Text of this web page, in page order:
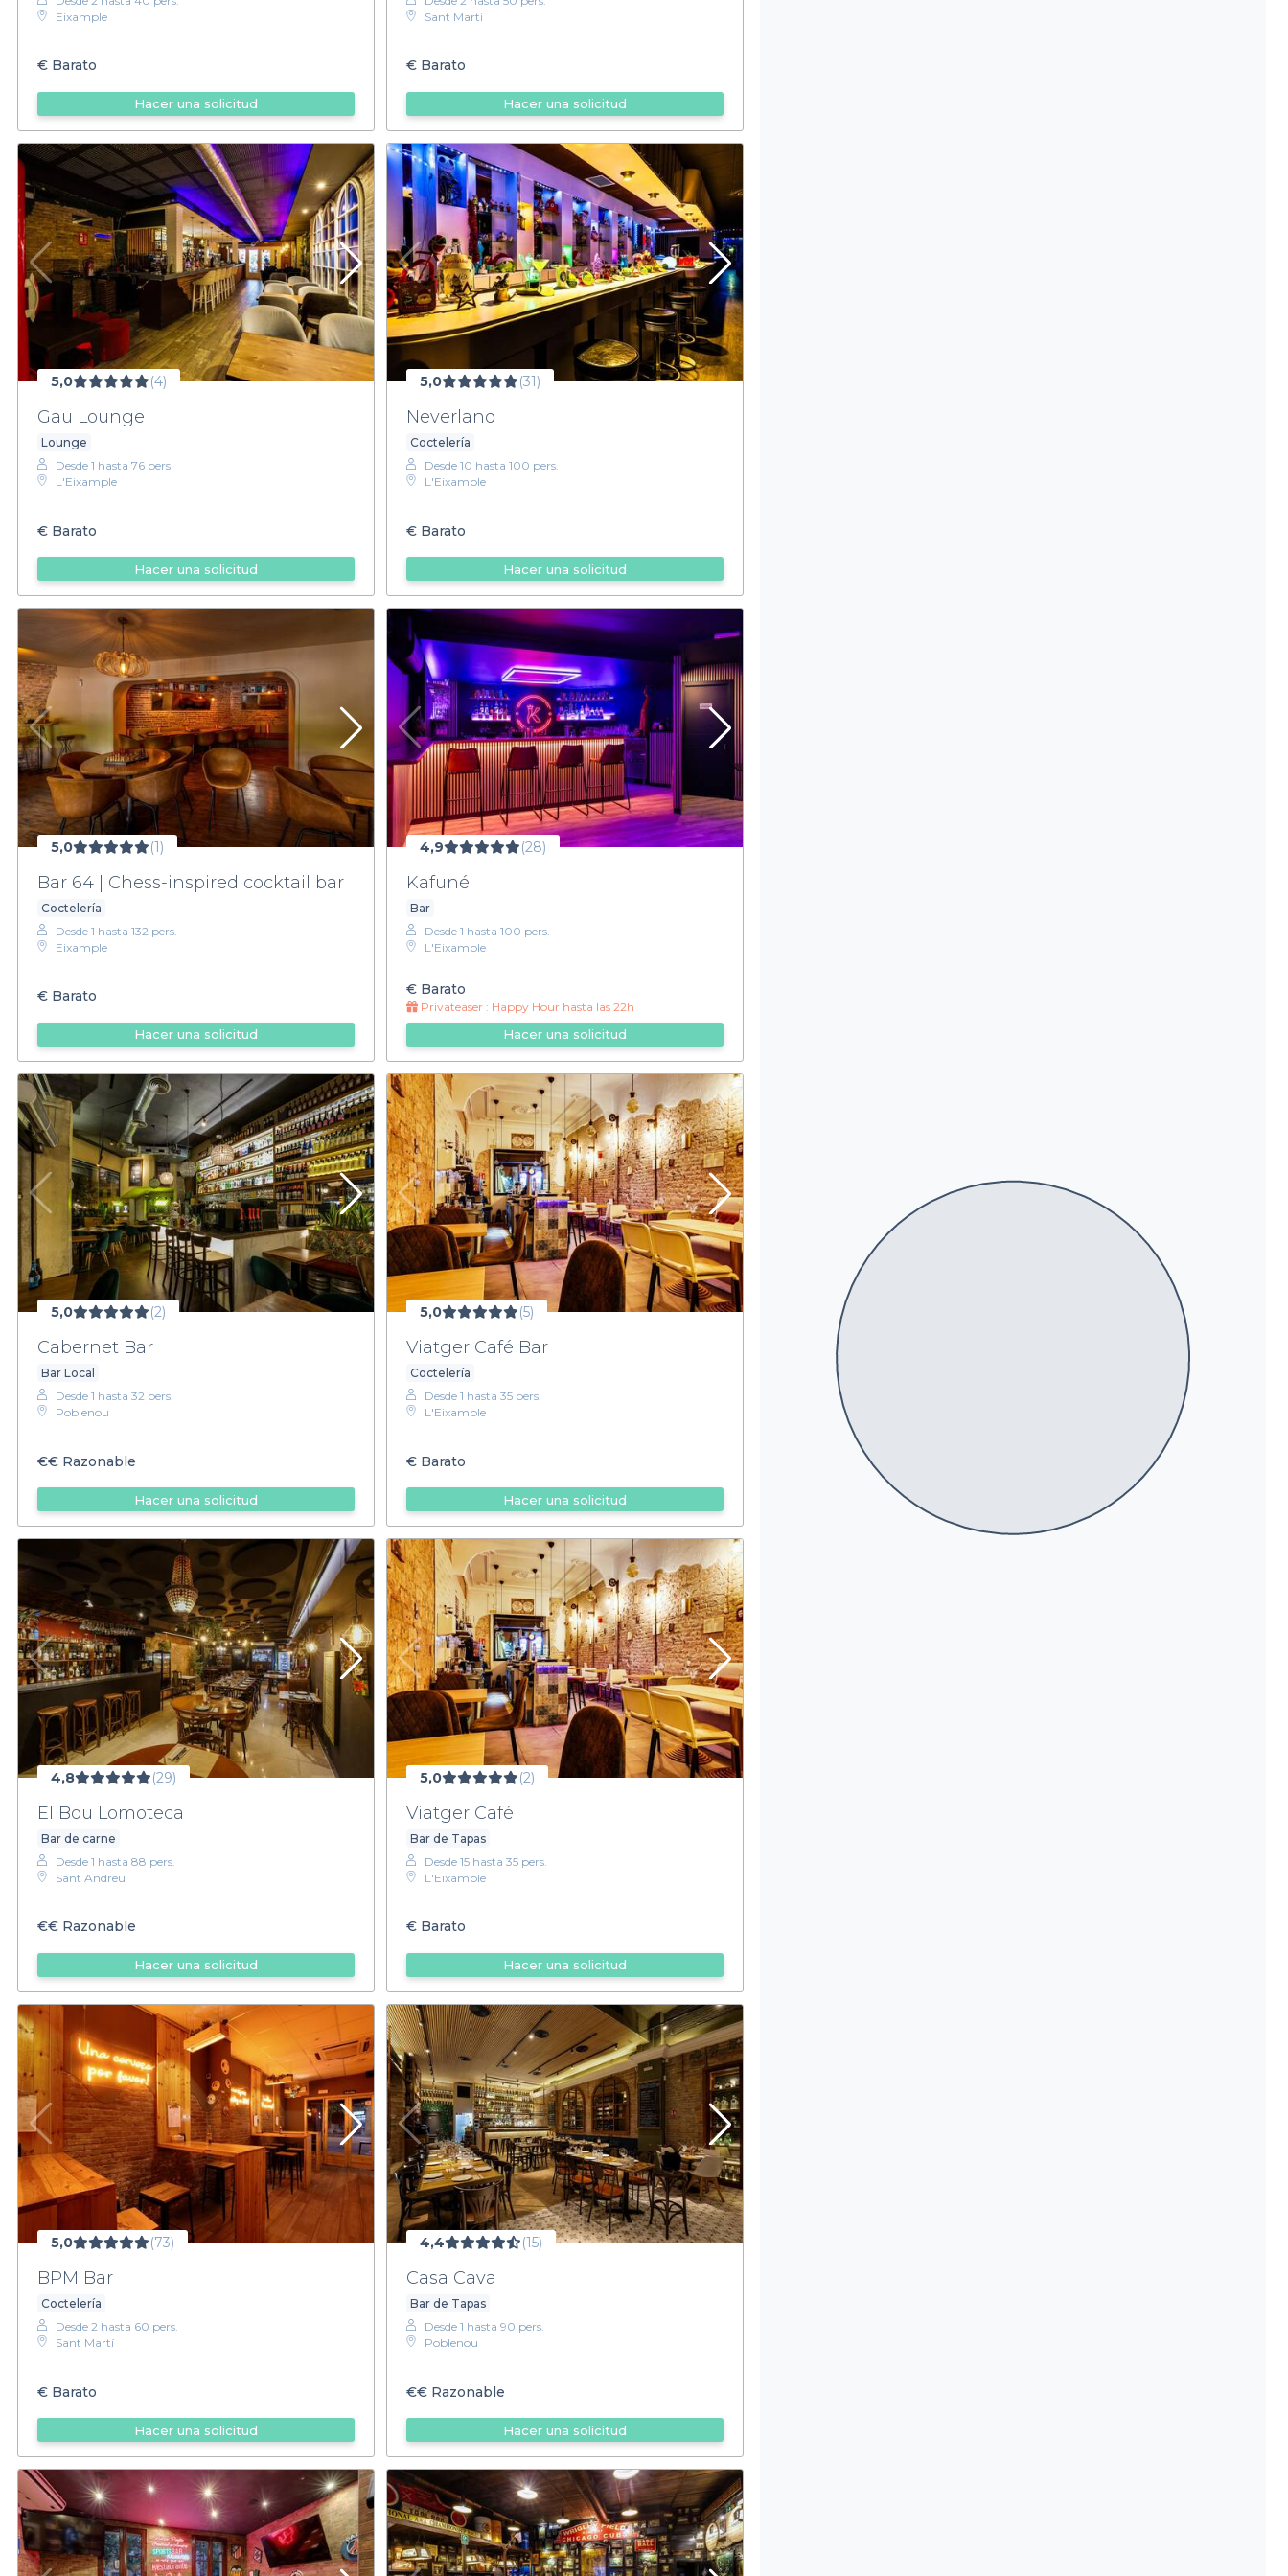
Eixample
€ Barato
Hacer una solicitud
Sant Marti
€Barato
Hacer una solicitud
5,0 (4)
Gau Lounge
Lounge
Desde 1 hasta 76 pers.
L'Eixample
€ Barato
Hacer una solicitud
5,0 (31)
Neverland
Coctelería
Desde 10 hasta 100 pers.
L'Eixample
€Barato
Hacer una solicitud
5,0 (1)
Bar 64 | Chess-inspired cocktail bar
Coctelería
Desde 1 hasta 132 pers.
Eixample
€ Barato
Hacer una solicitud
4,9 (28)
Kafuné
Bar
Desde 1 hasta 100 pers.
L'Eixample
€Barato
Privateaser : Happy Hour hasta las 22h
Hacer una solicitud
5,0 (2)
Cabernet Bar
Bar Local
Desde 1 hasta 32 pers.
Poblenou
€€ Razonable
Hacer una solicitud
5,0 (5)
Viatger Café Bar
Coctelería
Desde 1 hasta 35 pers.
L'Eixample
€Barato
Hacer una solicitud
4,8 (29)
El Bou Lomoteca
Bar de carne
Desde 1 hasta 88 pers.
Sant Andreu
€€ Razonable
Hacer una solicitud
5,0 (2)
Viatger Café
Bar de Tapas
Desde 15 hasta 35 pers.
L'Eixample
€Barato
Hacer una solicitud
5,0 (73)
BPM Bar
Coctelería
Desde 2 hasta 60 pers.
Sant Martí
€ Barato
Hacer una solicitud
4,4 (15)
Casa Cava
Bar de Tapas
Desde 1 hasta 90 pers.
Poblenou
€€Razonable
Hacer una solicitud